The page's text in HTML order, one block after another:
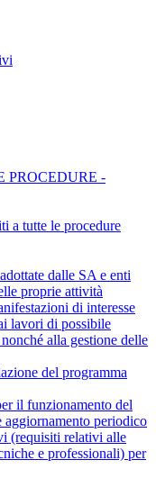
PROCEDURE -
a tutte le procedure
dalle SA e enti
proprie attività
di interesse
lavori di possibile
alla gestione delle
del programma
il funzionamento del
aggiornamento periodico
(requisiti relativi alle
e professionali) per